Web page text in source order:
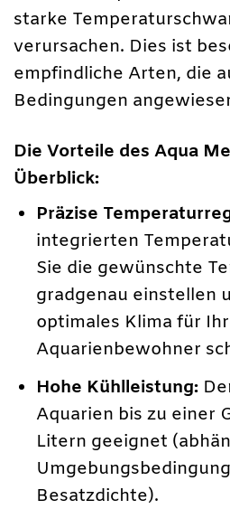
starke
verursachen. Dies ist
empfindliche Arten, die
Bedingungen
Die Vorteile des Aqua
Überblick:
Präzise
integrierten
Sie die gewünschte
gradgenau einstellen
optimales Klima für
Aquarienbewohner
Hohe Kühlleistung:
Aquarien bis zu einer
Litern geeignet
Besatzdichte).